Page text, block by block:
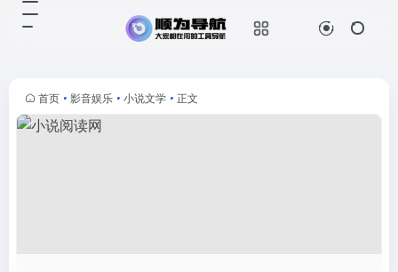
首页 • 影音娱乐 • 小说文学 • 正文